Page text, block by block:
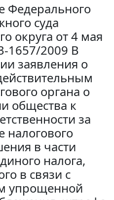
Федерального
суда
округа от 4 мая
1657/2009 В
заявления о
органа о
общества к
за
налогового
в части
налога,
в связи с
упрощенной